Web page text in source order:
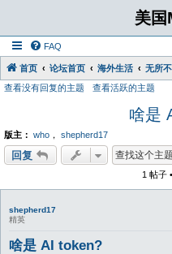
美国
FAQ
首页 论坛首页 海外生活 无所
查看没有回复的主题 查看活跃的主题
啥是
版主： who ， shepherd17
回复
1 帖子
shepherd17
精英
啥是 AI token?